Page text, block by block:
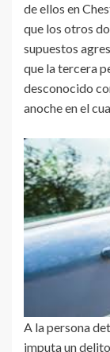
de ellos en
que los otros
supuestos
que la tercera
desconocido
anoche en el
A la persona
imputa un